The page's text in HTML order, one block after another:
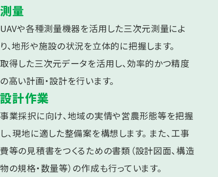
測量
UAVや各種測量機器を活用した三次元測量によ
り、地形や施設の状況を立体的に把握します。
取得した三次元データを活用し、効率的かつ精度
の高い計画・設計を行います。
設計作業
事業採択に向け、地域の実情や営農形態等を把握
し、現地に適した整備案を構想します。 また、工事
費等の見積書をつくるための書類（設計図面、構造
物の規格・数量等）の作成も行っています。